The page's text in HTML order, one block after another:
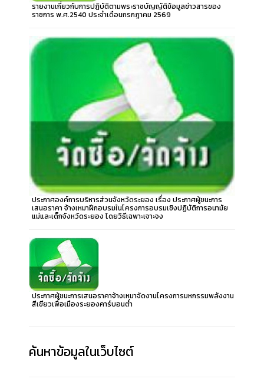
รายงานเกี่ยวกับการปฏิบัติตามพระราชบัญญัติข้อมูลข่าวสารของ
ราชการ พ.ศ.2540 ประจำเดือนกรกฎาคม 2569
ประกาศองค์การบริหารส่วนจังหวัดระยอง เรื่อง ประกาศผู้ชนะการ
เสนอราคา จ้างเหมาฝึกอบรมในโครงการอบรมเชิงปฏิบัติการอนามัย
แม่และเด็กจังหวัดระยอง โดยวิธีเฉพาะเจาะจง
ประกาศผู้ชนะการเสนอราคาจ้างเหมาจัดงานโครงการมหกรรมพลังงาน
สีเขียวเพื่อเมืองระยองคาร์บอนต่ำ
ค้นหาข้อมูลในเว็บไซต์